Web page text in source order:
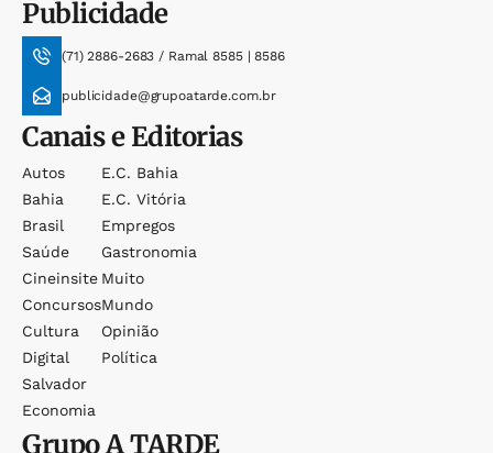
Publicidade
(71) 2886-2683 / Ramal 8585 | 8586
publicidade@grupoatarde.com.br
Canais e Editorias
Autos
Bahia
Brasil
Saúde
Cineinsite
Concursos
Cultura
Digital
Salvador
Economia
E.c. Bahia
E.c. Vitória
Empregos
Gastronomia
Muito
Mundo
Opinião
Política
GrupoA TARDE